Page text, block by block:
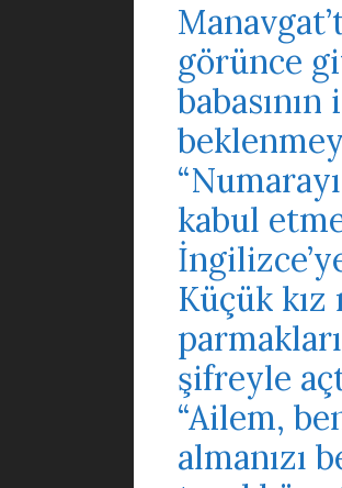
görünce
kabul
Küçük
şifreyle
“Ailem,
almanızı